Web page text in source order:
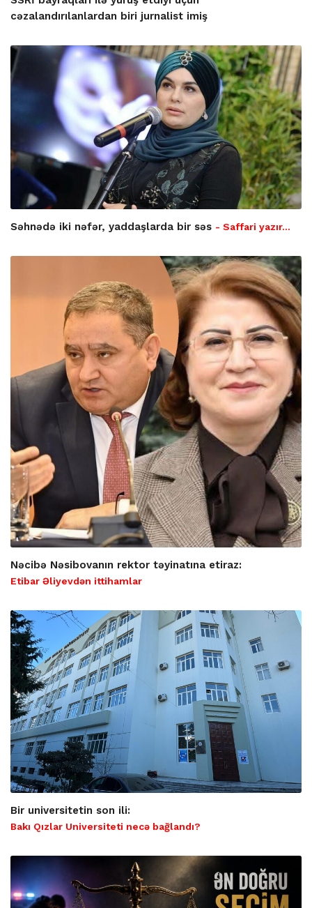
cəzalandırılanlardan biri jurnalist imiş
Səhnədə iki nəfər, yaddaşlarda bir səs - Saffari yazır…
Nəcibə Nəsibovanın rektor təyinatına etiraz:
Etibar Əliyevdən ittihamlar
Bir universitetin son ili:
Bakı Qızlar Universiteti necə bağlandı?